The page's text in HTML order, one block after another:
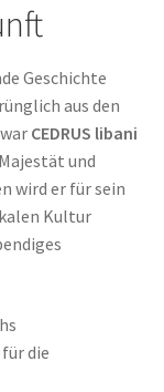
Geschichte
aus den
CEDRUS libani
und
wird er für sein
Kultur
die